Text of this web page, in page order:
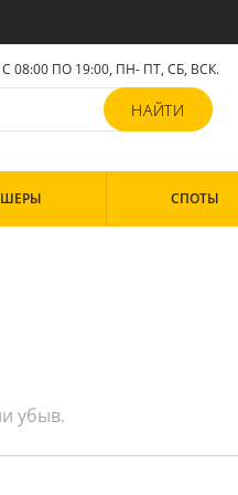
С 08:00 ПО 19:00, ПН- ПТ, СБ, ВСК.
СПОТЫ